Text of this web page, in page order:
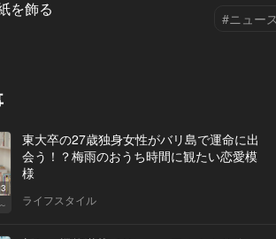
を飾る
#ニュー
東大卒の27歳独身女性がバリ島で運命に出
会う！？梅雨のおうち時間に観たい恋愛模
様
ライフスタイル